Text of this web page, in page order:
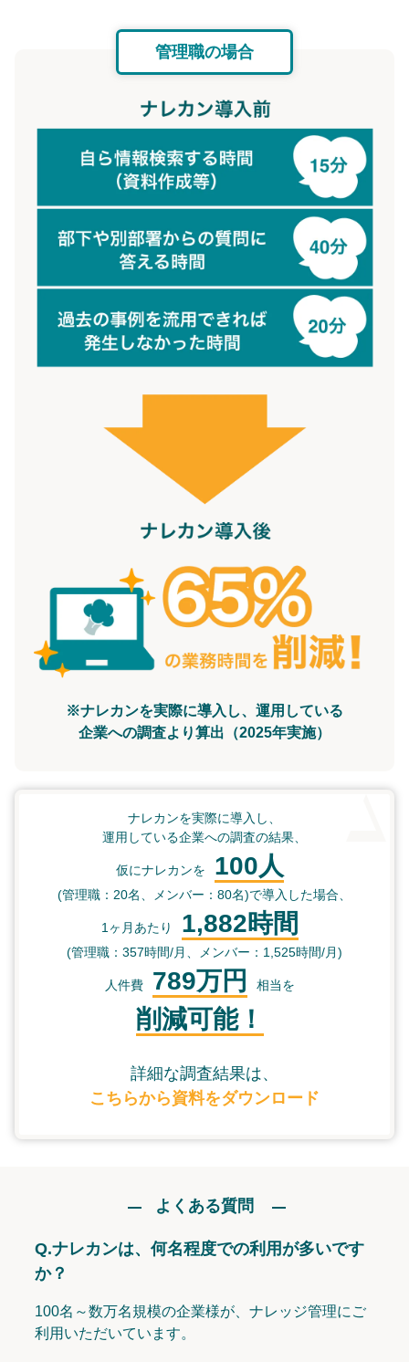
管理職の場合
※ナレカンを実際に導入し、運用している
企業への調査より算出（2025年実施）
ナレカンを実際に導入し、
運用している企業への調査の結果、
仮にナレカンを 100人
(管理職：20名、メンバー：80名)で導入した場合、
1ヶ月あたり 1,882時間
(管理職：357時間/月、メンバー：1,525時間/月)
人件費 789万円 相当を
削減可能！
詳細な調査結果は、
こちらから資料をダウンロード
よくある質問
Q.ナレカンは、何名程度での利用が多いです
か？
100名～数万名規模の企業様が、ナレッジ管理にご
利用いただいています。